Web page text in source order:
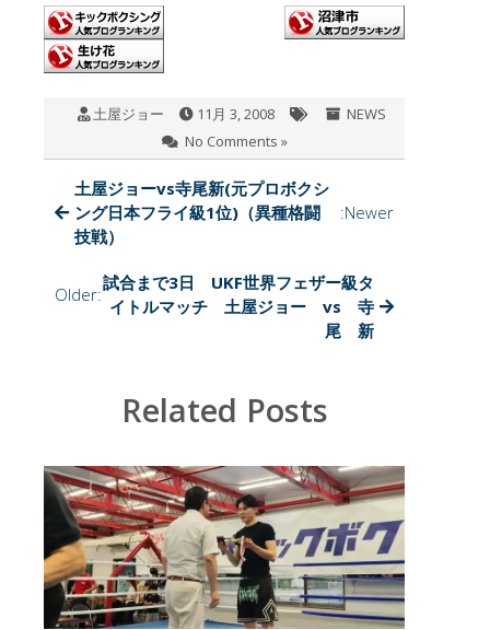
tt
er
e
b
o
k
a
土屋ジョー 11月 3, 2008
NEWS
No Comments »
土屋ジョーvs寺尾新(元プロボクシ
ング日本フライ級1位)（異種格闘
技戦）
:Newer
Older:
試合まで3日 UKF世界フェザー級タ
イトルマッチ 土屋ジョー vs 寺
尾 新
Related Posts